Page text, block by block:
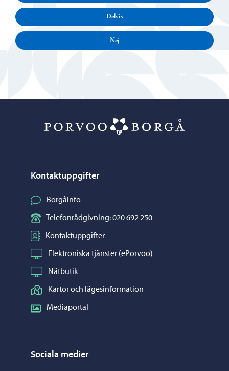
Delvis
Nej
Kontaktuppgifter
Borgåinfo
Telefonrådgivning: 020 692 250
Kontaktuppgifter
Elektroniska tjänster (ePorvoo)
Nätbutik
Kartor och lägesinformation
Mediaportal
Sociala medier